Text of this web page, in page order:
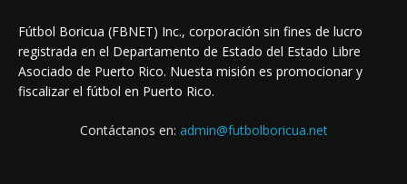
Fútbol Boricua (FBNET) Inc., corporación sin fines de lucro
registrada en el Departamento de Estado del Estado Libre
Asociado de Puerto Rico. Nuesta misión es promocionar y
fiscalizar el fútbol en Puerto Rico.
Contáctanos en: admin@futbolboricua.net